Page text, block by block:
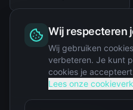
Squishy
Wij respecteren
Wij gebruiken
verbeteren. Je kunt
cookies je
Lees onze